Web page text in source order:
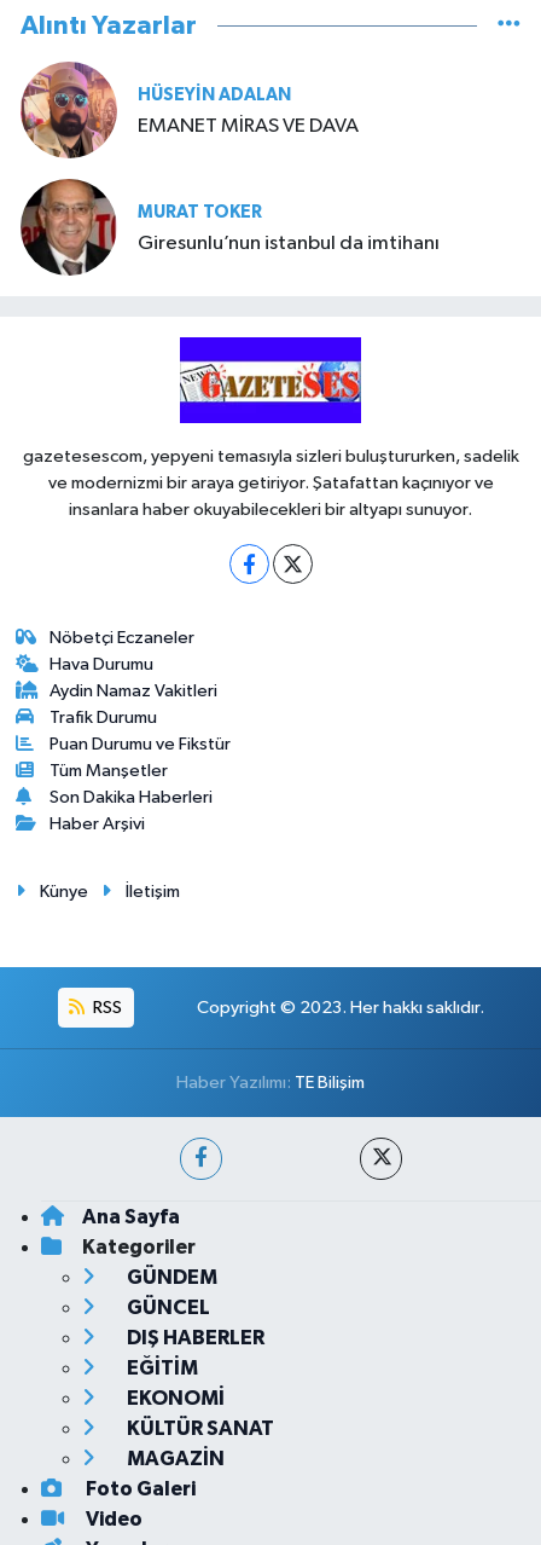
Alıntı Yazarlar
HÜSEYIN ADALAN
EMANET MİRAS VE DAVA
MURAT TOKER
Giresunlu’nun istanbul da imtihanı
gazetesescom, yepyeni temasıyla sizleri buluştururken, sadelik
ve modernizmi bir araya getiriyor. Şatafattan kaçınıyor ve
insanlara haber okuyabilecekleri bir altyapı sunuyor.
Nöbetçi Eczaneler
Hava Durumu
Aydin Namaz Vakitleri
Trafik Durumu
Puan Durumu ve Fikstür
Tüm Manşetler
Son Dakika Haberleri
Haber Arşivi
Künye İletişim
RSS Copyright © 2023. Her hakkı saklıdır.
Haber Yazılımı: TE Bilişim
Ana Sayfa
Kategoriler
GÜNDEM
GÜNCEL
DIŞ HABERLER
EĞİTİM
EKONOMİ
KÜLTÜR SANAT
MAGAZİN
Foto Galeri
Video